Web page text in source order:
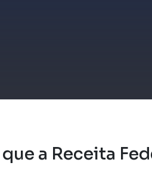
a Receita